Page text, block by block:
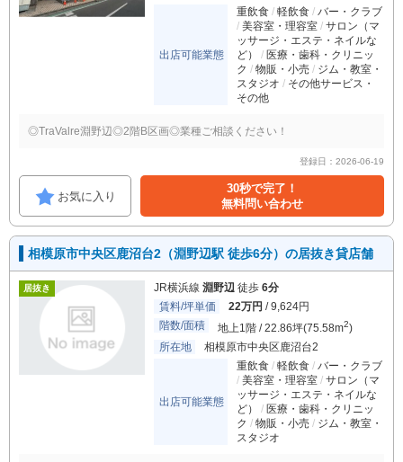
出店可能業態
重飲食 軽飲食
バー・クラブ
美容室・理容室
サロン（マ
ッサージ・エステ・ネイルな
ど）
医療・歯科・クリニッ
ク
物販・小売
ジム・教室・
スタジオ
その他サービス・
その他
◎TraValre淵野辺◎2階B区画◎業種ご相談ください！
登録日：2026-06-19
お気に入り
30秒で完了！
無料問い合わせ
相模原市中央区鹿沼台2（淵野辺駅 徒歩6分）の居抜き貸店舗
居抜き JR横浜線 淵野辺 徒歩 6分
賃料/坪単価
22万円 / 9,624円
階数/面積
地上1階 / 22.86坪(75.58m2)
所在地
相模原市中央区鹿沼台2
出店可能業態
重飲食 軽飲食
バー・クラブ
美容室・理容室
サロン（マ
ッサージ・エステ・ネイルな
ど）
医療・歯科・クリニッ
ク
物販・小売
ジム・教室・
スタジオ